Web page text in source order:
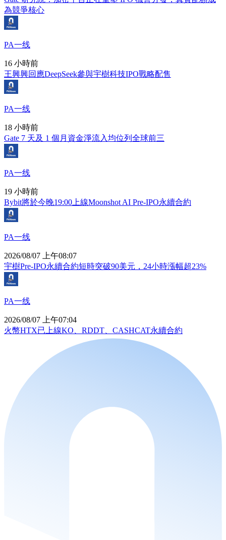
為競爭核心
PA一线
16 小時前
王興興回應DeepSeek參與宇樹科技IPO戰略配售
PA一线
18 小時前
Gate 7 天及 1 個月資金淨流入均位列全球前三
PA一线
19 小時前
Bybit將於今晚19:00上線Moonshot AI Pre-IPO永續合約
PA一线
2026/08/07 上午08:07
宇樹Pre-IPO永續合約短時突破90美元，24小時漲幅超23%
PA一线
2026/08/07 上午07:04
火幣HTX已上線KO、RDDT、CASHCAT永續合約